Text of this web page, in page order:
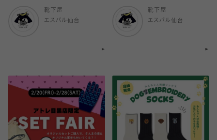
靴下屋
エスパル仙台
靴下屋
エスパル仙台